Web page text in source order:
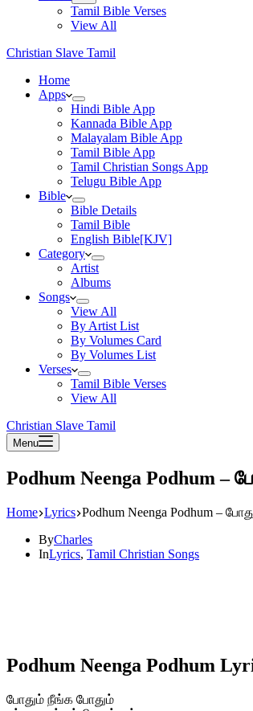
Tamil Bible Verses
View All
Christian Slave Tamil
Home
Apps
Hindi Bible App
Kannada Bible App
Malayalam Bible App
Tamil Bible App
Tamil Christian Songs App
Telugu Bible App
Bible
Bible Details
Tamil Bible
English Bible[KJV]
Category
Artist
Albums
Songs
View All
By Artist List
By Volumes Card
By Volumes List
Verses
Tamil Bible Verses
View All
Christian Slave Tamil
Menu
Podhum Neenga Podhum –
Home Lyrics Podhum Neenga Podhum –
ByCharles
InLyrics, Tamil Christian Songs
Podhum Neenga Podhum
போதும் நீங்க போதும்